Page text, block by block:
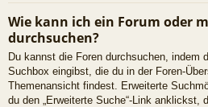
Wie kann ich ein Forum oder
durchsuchen?
Du kannst die Foren durchsuchen, indem
Suchbox eingibst, die du in der Foren-
Themenansicht findest. Erweiterte
du den „Erweiterte Suche“-Link anklickst,